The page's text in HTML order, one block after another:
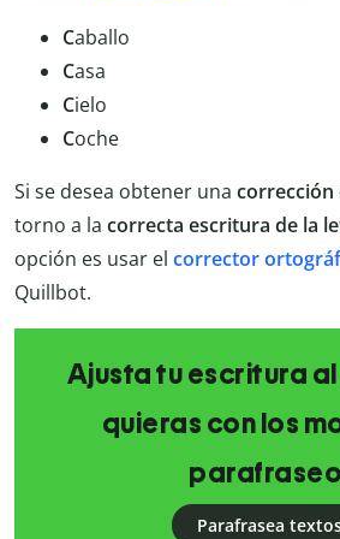
Caballo
Casa
Cielo
Coche
Si se desea obtener una
torno a la correcta escritura de la
opción es usar el corrector
Quillbot.
Ajusta tu escritura
quieras con los
Parafrasea